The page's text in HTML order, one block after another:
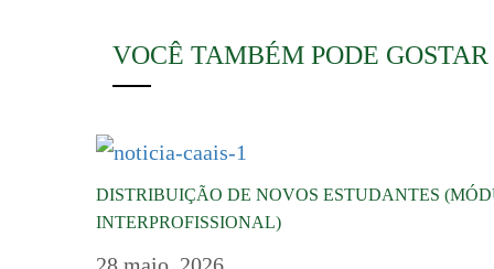
VOCÊ TAMBÉM PODE GOSTAR
DISTRIBUIÇÃO DE NOVOS ESTUDANTES
INTERPROFISSIONAL)